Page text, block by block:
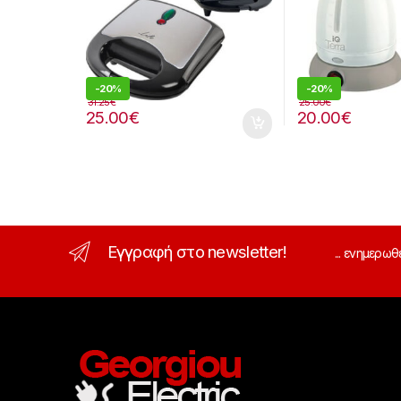
-20%
25.00€
31.25€
-20%
20.00€
25.00€
Εγγραφή στο newsletter! ...